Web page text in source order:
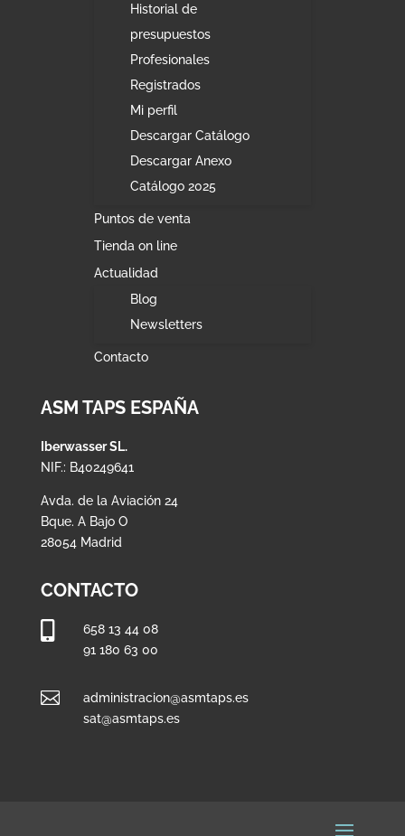
Historial de
presupuestos
Profesionales
Registrados
Mi perfil
Descargar Catálogo
Descargar Anexo
Catálogo 2025
Puntos de venta
Tienda on line
Actualidad
Blog
Newsletters
Contacto
ASM TAPS ESPAÑA
Iberwasser SL.
NIF.: B40249641
Avda. de la Aviación 24
Bque. A Bajo O
28054 Madrid
CONTACTO
658 13 44 08
91 180 63 00

administracion@asmtaps.es
sat@asmtaps.es